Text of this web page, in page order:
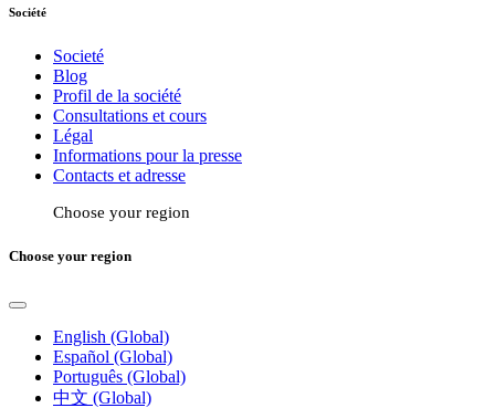
Société
Societé
Blog
Profil de la société
Consultations et cours
Légal
Informations pour la presse
Contacts et adresse
Choose your region
Choose your region
English (Global)
Español (Global)
Português (Global)
中文 (Global)